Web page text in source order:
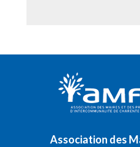
Association des